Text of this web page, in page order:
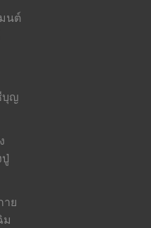
นต์
บุญ
าย
ม